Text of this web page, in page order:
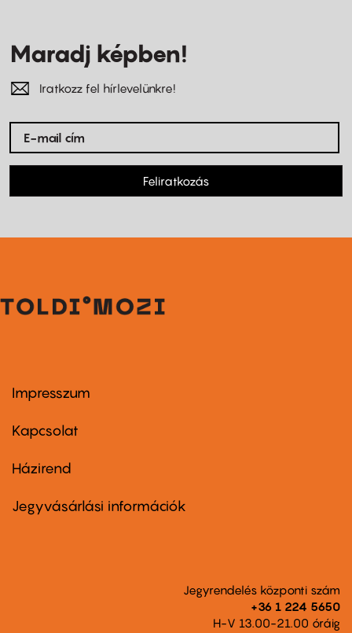
Maradj képben!
Iratkozz fel hírlevelünkre!
Feliratkozás
Footer
first
Impresszum
Kapcsolat
Footer
second
Házirend
Jegyvásárlási információk
Jegyrendelés központi szám
+36 1 224 5650
H-V 13.00-21.00 óráig